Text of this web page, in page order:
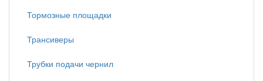
Тормозные площадки
Трансиверы
Трубки подачи чернил